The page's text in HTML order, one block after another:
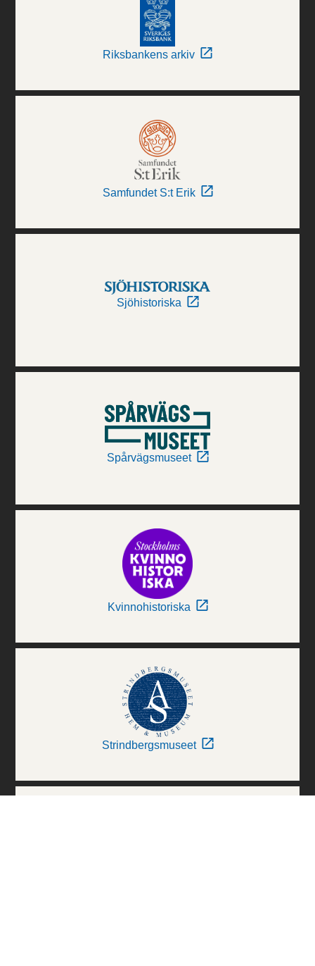
Riksbankens arkiv
Samfundet S:t Erik
Sjöhistoriska
Spårvägsmuseet
Kvinnohistoriska
Strindbergsmuseet